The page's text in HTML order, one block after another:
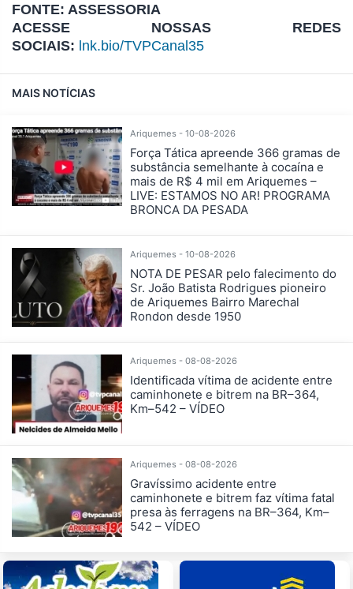
FONTE: ASSESSORIA
ACESSE NOSSAS REDES
SOCIAIS: lnk.bio/TVPCanal35
MAIS NOTÍCIAS
Ariquemes - 10-08-2026
Força Tática apreende 366 gramas de
substância semelhante à cocaína e
mais de R$ 4 mil em Ariquemes –
LIVE: ESTAMOS NO AR! PROGRAMA
BRONCA DA PESADA
Ariquemes - 10-08-2026
NOTA DE PESAR pelo falecimento do
Sr. João Batista Rodrigues pioneiro
de Ariquemes Bairro Marechal
Rondon desde 1950
Ariquemes - 08-08-2026
Identificada vítima de acidente entre
caminhonete e bitrem na BR–364,
Km–542 – VÍDEO
Ariquemes - 08-08-2026
Gravíssimo acidente entre
caminhonete e bitrem faz vítima fatal
presa às ferragens na BR–364, Km–
542 – VÍDEO